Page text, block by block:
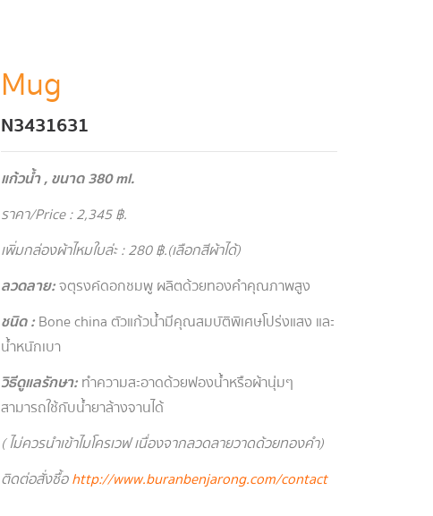
Mug
N3431631
แก้วน้ำ , ขนาด 380 ml.
ราคา/Price : 2,345 ฿.
เพิ่มกล่องผ้าไหมใบล่ะ : 280 ฿.(เลือกสีผ้าได้)
ลวดลาย:จตุรงค์ดอกชมพู ผลิตด้วยทองคำคุณภาพสูง
ชนิด : Bone china ตัวแก้วน้ำมีคุณสมบัติพิเศษโปร่งแสง และ
น้ำหนักเบา
วิธีดูแลรักษา:ทำความสะอาดด้วยฟองน้ำหรือผ้านุ่มๆ
สามารถใช้กับน้ำยาล้างจานได้
( ไม่ควรนำเข้าไมโครเวฟ เนื่องจากลวดลายวาดด้วยทองคำ )
ติดต่อสั่งซื้อ http://www.buranbenjarong.com/contact